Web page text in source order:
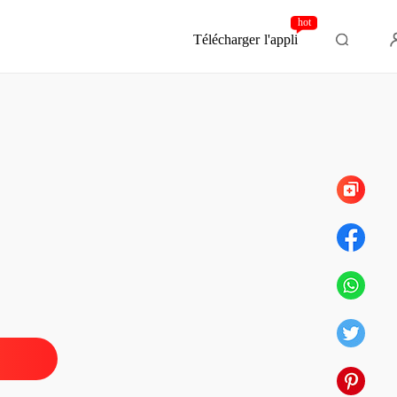
Télécharger l'appli
hot
Drones, la Trahison